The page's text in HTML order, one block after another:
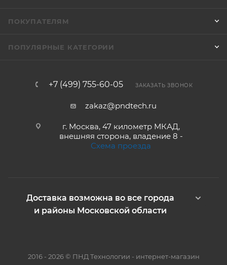
ПОКУПАТЕЛЯМ
ПОПУЛЯРНЫЕ КАТЕГОРИИ
+7 (499) 755-60-05 ЗАКАЗАТЬ ЗВОНОК
zakaz@pndtech.ru
г. Москва, 47 километр МКАД,
внешняя сторона, владение 8 -
Схема проезда
Доставка возможна во все города
и районы Московской области
2016 - 2026 © ПНД Технологии - интернет-магазин